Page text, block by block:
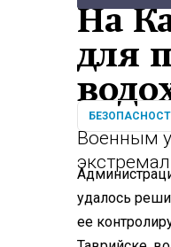
На
для
Военным
удалось
ее